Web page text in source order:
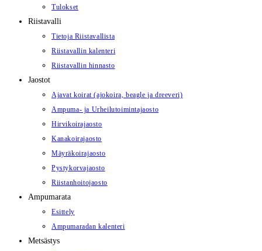
Tulokset
Riistavalli
Tietoja Riistavallista
Riistavallin kalenteri
Riistavallin hinnasto
Jaostot
Ajavat koirat (ajokoira, beagle ja dreeveri)
Ampuma- ja Urheilutoimintajaosto
Hirvikoirajaosto
Kanakoirajaosto
Mäyräkoirajaosto
Pystykorvajaosto
Riistanhoitojaosto
Ampumarata
Esittely
Ampumaradan kalenteri
Metsästys